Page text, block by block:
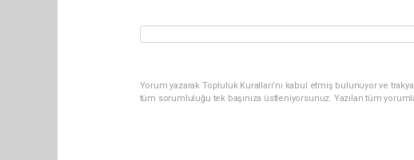
Yorum yazarak Topluluk Kuralları’nı kabul etmiş bulunuyor ve
tüm sorumluluğu tek başınıza üstleniyorsunuz. Yazılan tüm